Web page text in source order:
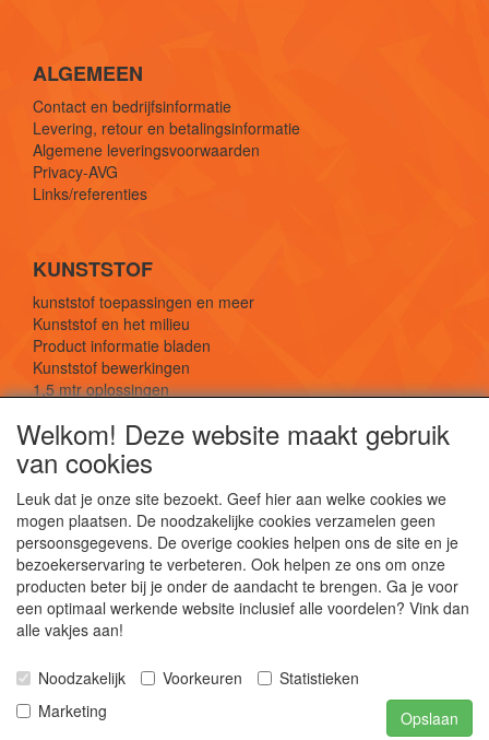
ALGEMEEN
Contact en bedrijfsinformatie
Levering, retour en betalingsinformatie
Algemene leveringsvoorwaarden
Privacy-AVG
Links/referenties
KUNSTSTOF
kunststof toepassingen en meer
Kunststof en het milieu
Product informatie bladen
Kunststof bewerkingen
1,5 mtr oplossingen
SOCIALE MEDIA
De webshop voor kunststof platen, folies, buizen
Kunststof bewerkingen, productontwerp en
duurzame oplossingen.
Welkom! Deze website maakt gebruik
van cookies
Leuk dat je onze site bezoekt. Geef hier aan welke cookies we
mogen plaatsen. De noodzakelijke cookies verzamelen geen
persoonsgegevens. De overige cookies helpen ons de site en je
bezoekerservaring te verbeteren. Ook helpen ze ons om onze
producten beter bij je onder de aandacht te brengen. Ga je voor
een optimaal werkende website inclusief alle voordelen? Vink dan
alle vakjes aan!
Noodzakelijk Voorkeuren
Statistieken
Marketing
Opslaan